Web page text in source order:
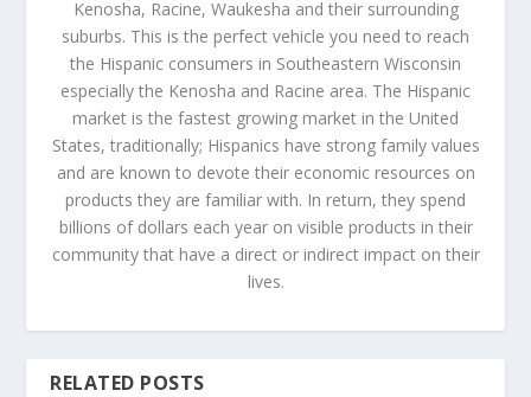
Kenosha, Racine, Waukesha and their surrounding
suburbs. This is the perfect vehicle you need to reach
the Hispanic consumers in Southeastern Wisconsin
especially the Kenosha and Racine area. The Hispanic
market is the fastest growing market in the United
States, traditionally; Hispanics have strong family values
and are known to devote their economic resources on
products they are familiar with. In return, they spend
billions of dollars each year on visible products in their
community that have a direct or indirect impact on their
lives.
RELATED POSTS